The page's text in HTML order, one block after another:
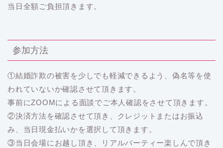
当日全額ご負担頂きます。
参加方法
①結婚詐欺の被害を少しでも軽減できるよう、偽名等を使
われていないか確認させて頂きます。
事前にZOOMによる面談でご本人確認をさせて頂きます。
②決済方法を確認させて頂き、クレジットまたはお振込
み、当日現金払いかを選択して頂きます。
③当日会場にお越し頂き、リアルパーティー楽しんで頂き